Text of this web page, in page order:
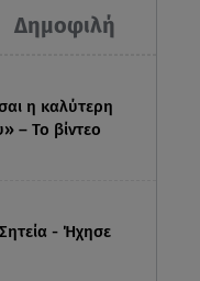
Δημοφιλή
η καλύτερη
– Το βίντεο
- Ήχησε